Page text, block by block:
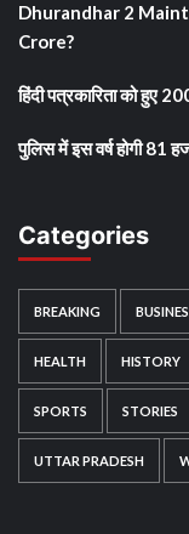
Dhurandhar 2
Crore?
हिंदी पत्रकारिता को हुए
पुलिस में इस वर्ष होगी 81
Categories
BREAKING
HEALTH HISTORY
SPORTS STORIES
UTTAR PRADESH